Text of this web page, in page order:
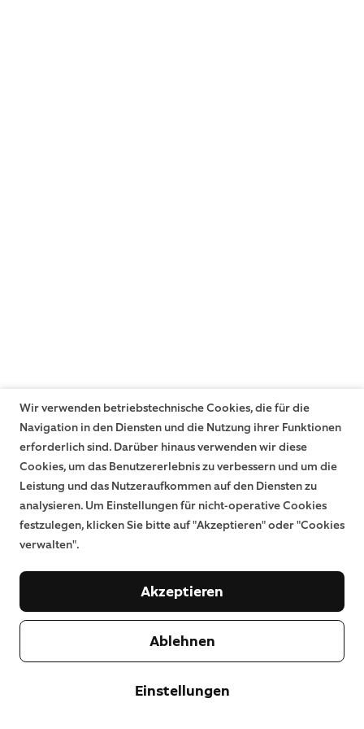
Wir verwenden betriebstechnische Cookies, die für die
Navigation in den Diensten und die Nutzung ihrer Funktionen
erforderlich sind. Darüber hinaus verwenden wir diese
Cookies, um das Benutzererlebnis zu verbessern und um die
Leistung und das Nutzeraufkommen auf den Diensten zu
analysieren. Um Einstellungen für nicht-operative Cookies
festzulegen, klicken Sie bitte auf "Akzeptieren" oder "Cookies
verwalten".
Einstellungen
Ablehnen
Akzeptieren